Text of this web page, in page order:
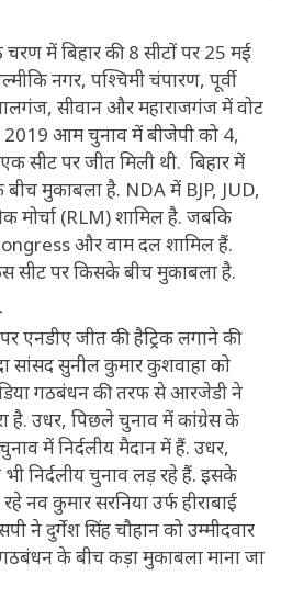
में बिहार की 8 सीटों पर 25 मई
नगर, पश्चिमी चंपारण, पूर्वी
सीवान और महाराजगंज में वोट
2019 आम चुनाव में बीजेपी को 4,
सीट पर जीत मिली थी. बिहार में
मुकाबला है. NDA में BJP, JUD,
मोर्चा (RLM) शामिल है. जबकि
और वाम दल शामिल हैं.
सीट पर किसके बीच मुकाबला है.
एनडीए जीत की हैट्रिक लगाने की
सांसद सुनील कुमार कुशवाहा को
गठबंधन की तरफ से आरजेडी ने
है. उधर, पिछले चुनाव में कांग्रेस के
में निर्दलीय मैदान में हैं. उधर,
निर्दलीय चुनाव लड़ रहे हैं. इसके
नव कुमार सरनिया उर्फ हीराबाई
ने दुर्गेश सिंह चौहान को उम्मीदवार
के बीच कड़ा मुकाबला माना जा